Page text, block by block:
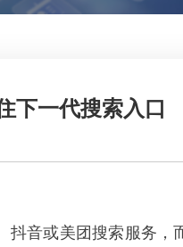
下一代搜索入口
音或美团搜索服务